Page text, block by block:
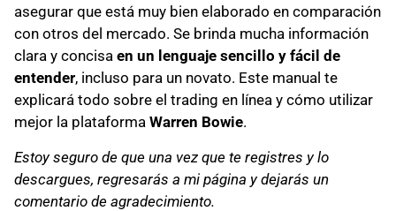
asegurar que está muy bien elaborado en comparación
con otros del mercado. Se brinda mucha información
clara y concisa en un lenguaje sencillo y fácil de
entender, incluso para un novato. Este manual te
explicará todo sobre el trading en línea y cómo utilizar
mejor la plataforma Warren Bowie.
Estoy seguro de que una vez que te registres y lo
descargues, regresarás a mi página y dejarás un
comentario de agradecimiento.